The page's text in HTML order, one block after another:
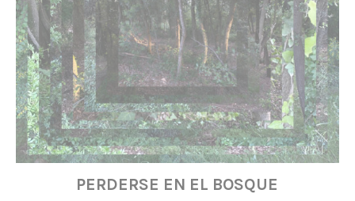
PERDERSE EN EL BOSQUE